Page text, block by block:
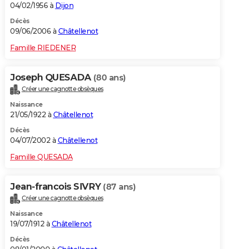
04/02/1956 à Dijon
Décès
09/06/2006 à Châtellenot
Famille RIEDENER
Joseph QUESADA (80 ans)
Créer une cagnotte obsèques
Naissance
21/05/1922 à Châtellenot
Décès
04/07/2002 à Châtellenot
Famille QUESADA
Jean-francois SIVRY (87 ans)
Créer une cagnotte obsèques
Naissance
19/07/1912 à Châtellenot
Décès